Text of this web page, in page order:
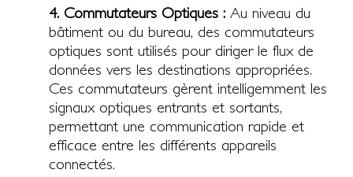
4. Commutateurs Optiques : Au niveau du
bâtiment ou du bureau, des commutateurs
optiques sont utilisés pour diriger le flux de
données vers les destinations appropriées.
Ces commutateurs gèrent intelligemment les
signaux optiques entrants et sortants,
permettant une communication rapide et
efficace entre les différents appareils
connectés.